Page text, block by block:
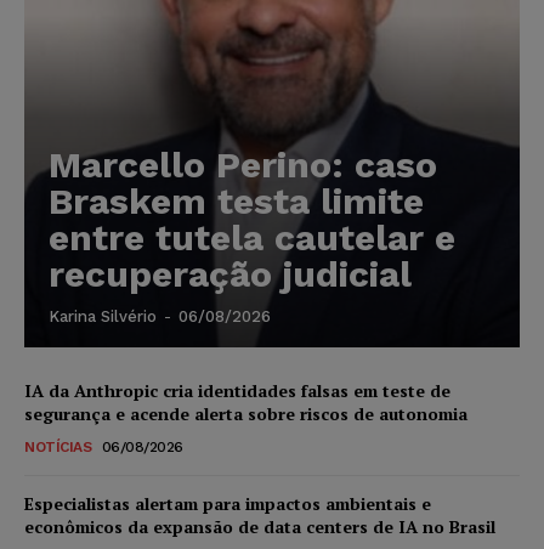
Marcello Perino: caso
Braskem testa limite
entre tutela cautelar e
recuperação judicial
Karina Silvério - 06/08/2026
IA da Anthropic cria identidades falsas em teste de
segurança e acende alerta sobre riscos de autonomia
NOTÍCIAS 06/08/2026
Especialistas alertam para impactos ambientais e
econômicos da expansão de data centers de IA no Brasil